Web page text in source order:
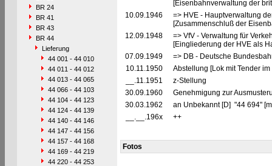
BR 24
BR 41
BR 43
BR 44
Lieferung
44 001 - 44 010
44 011 - 44 012
44 013 - 44 065
44 066 - 44 103
44 104 - 44 123
44 124 - 44 139
44 140 - 44 146
44 147 - 44 156
44 157 - 44 168
44 169 - 44 219
44 220 - 44 253
[Eisenbahnverwaltung der
10.09.1946
=> HVE - Hauptverwaltung
[Zusammenschluß der
12.09.1948
=> VfV - Verwaltung für
[Eingliederung der HVE als
07.09.1949
=> DB - Deutsche
10.11.1950
Abstellung [Lok mit Tender
__.11.1951
z-Stellung
30.09.1960
Genehmigung zur
30.03.1962
an Unbekannt [D] "44 694"
__.__.196x
++
Fotos